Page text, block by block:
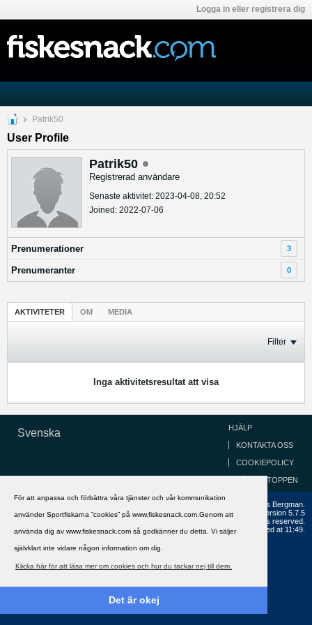
För att anpassa och förbättra våra tjänster och vår kommunikation
använder Sportfiskarna ”cookies” på www.fiskesnack.com.Genom att
använda dig av www.fiskesnack.com så godkänner du detta. Vi säljer
självklart inte vidare någon information om dig.
Klicka här för att läsa mer om cookies och hur du tackar nej till dem.
Det är okej
Logga in eller registrera dig
Patrik50
User Profile
Patrik50
Registrerad användare
Senaste aktivitet: 2023-04-08, 20:52
Joined: 2022-07-06
Prenumerationer 3
Prenumeranter 0
AKTIVITETER OM MEDIA
Filter
Inga aktivitetsresultat att visa
Svenska HJÄLP
KONTAKTA OSS
COOKIEPOLICY
GÅ TILL TOPPEN
Copyright ©2002 - 2021, FiskeSnack.com. Grundad 2002 av Anders Bergman.
Powered byvBulletin®
Version 5.7.5
Copyright © 2026 MH Sub I, LLC dba vBulletin. All rights reserved.
All times are GMT+1. This page was generated at 11:49.